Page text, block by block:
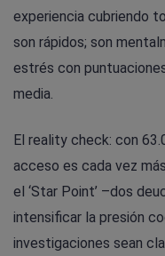
experiencia cubriendo
son rápidos; son
estrés con
media.
El reality check: con
acceso es cada vez
el ‘Star Point’ –dos
intensificar la presión
investigaciones sean